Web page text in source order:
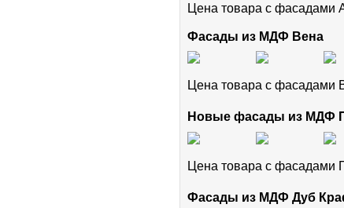
Цена товара с фасадами
Фасады из МДФ Вена
Цена товара с фасадами
Новые фасады из МДФ
Цена товара с
Фасады из МДФ Дуб